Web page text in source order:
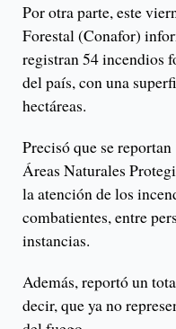
Por otra parte, este
Forestal (Conafor)
registran 54 incendios
del país, con una
hectáreas.
Precisó que se
Áreas Naturales
la atención de los
combatientes, entre
instancias.
Además, reportó un
decir, que ya no